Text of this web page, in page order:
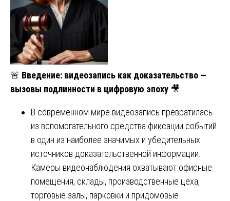
🚨 Введение: видеозапись как доказательство —
вызовы подлинности в цифровую эпоху 🎥
В современном мире видеозапись превратилась
из вспомогательного средства фиксации событий
в один из наиболее значимых и убедительных
источников доказательственной информации.
Камеры видеонаблюдения охватывают офисные
помещения, склады, производственные цеха,
торговые залы, парковки и придомовые